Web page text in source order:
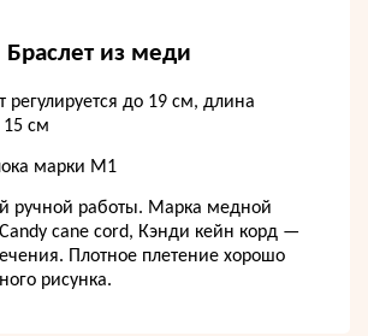
Браслет из меди
регулируется до 19 см, длина
15 см
марки М1
ручной работы. Марка медной
cane cord, Кэнди кейн корд —
Плотное плетение хорошо
рисунка.